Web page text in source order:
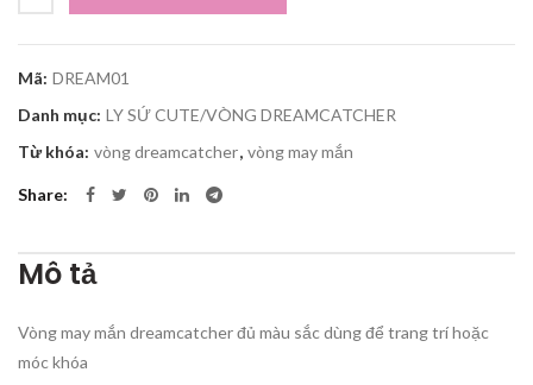
Mã: DREAM01
Danh mục: LY SỨ CUTE/VÒNG DREAMCATCHER
Từ khóa: vòng dreamcatcher, vòng may mắn
Share
Mô tả
Vòng may mắn dreamcatcher đủ màu sắc dùng để trang trí hoặc
móc khóa